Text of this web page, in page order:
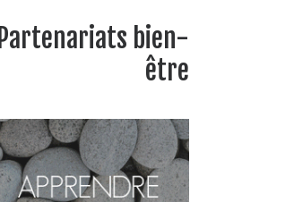
Partenariats bien-
être